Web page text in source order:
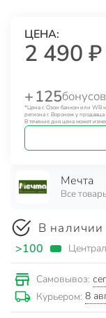
ЦЕНА:
2 490 ₽
+ 125бонусов
*Цена с Озон банком или WB
региона г. Воронеж у
В течение дня цена может
Мечта
Все
В наличии
>100
Самовывоз:
Курьером: 8